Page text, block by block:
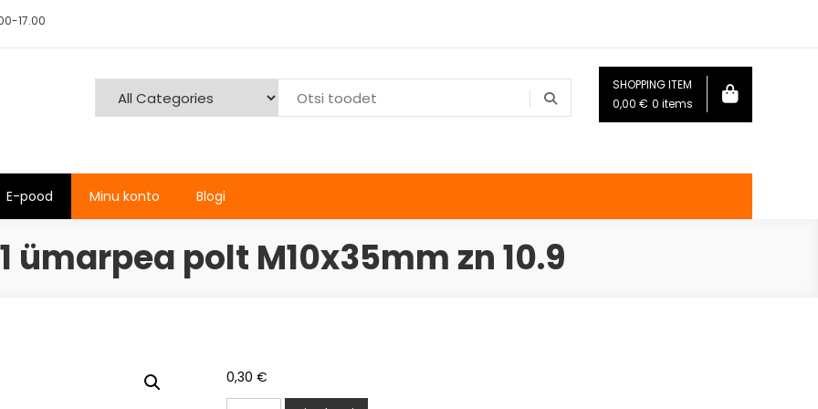
17.00
SHOPPING ITEM
0,00 € 0 items
E-pood Minu konto Blogi
ümarpea polt M10x35mm zn 10.9
0,30 €